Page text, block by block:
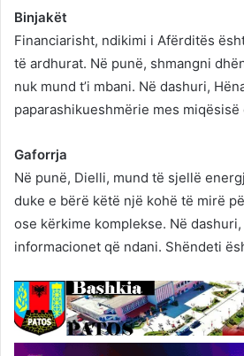
Binjakët
Financiarisht, ndikimi i Afërditës
të ardhurat. Në punë, shmangni
nuk mund t’i mbani. Në dashuri,
paparashikueshmërie mes
Gaforrja
Në punë, Dielli, mund të sjellë
duke e bërë këtë një kohë të mirë
ose kërkime komplekse. Në
informacionet që ndani. Shëndeti